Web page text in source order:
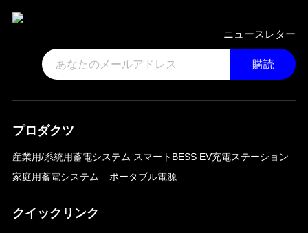
ニュースレター
購読
プロダクツ
産業用/系統用蓄電システム スマートBESS EV充電ステーション
家庭用蓄電システム
ポータブル電源
クイックリンク